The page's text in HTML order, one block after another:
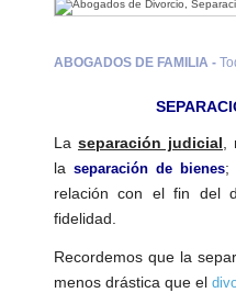
Abogados
Divorcio
Abogados
ABOGADOS DE FAMILIA -
La separación judicial
la separación de bienes;
relación con el fin del
fidelidad.
Recordemos que la
menos drástica que el